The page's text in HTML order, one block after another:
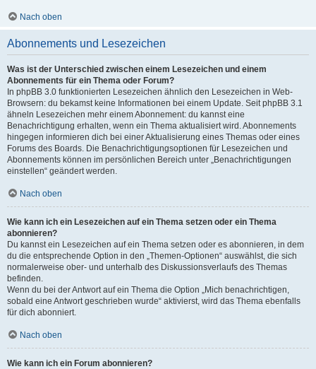
Nach oben
Abonnements und Lesezeichen
Was ist der Unterschied zwischen einem Lesezeichen und einem
Abonnements für ein Thema oder Forum?
In phpBB 3.0 funktionierten Lesezeichen ähnlich den Lesezeichen in Web-
Browsern: du bekamst keine Informationen bei einem Update. Seit phpBB 3.1
ähneln Lesezeichen mehr einem Abonnement: du kannst eine
Benachrichtigung erhalten, wenn ein Thema aktualisiert wird. Abonnements
hingegen informieren dich bei einer Aktualisierung eines Themas oder eines
Forums des Boards. Die Benachrichtigungsoptionen für Lesezeichen und
Abonnements können im persönlichen Bereich unter „Benachrichtigungen
einstellen“ geändert werden.
Nach oben
Wie kann ich ein Lesezeichen auf ein Thema setzen oder ein Thema
abonnieren?
Du kannst ein Lesezeichen auf ein Thema setzen oder es abonnieren, in dem
du die entsprechende Option in den „Themen-Optionen“ auswählst, die sich
normalerweise ober- und unterhalb des Diskussionsverlaufs des Themas
befinden.
Wenn du bei der Antwort auf ein Thema die Option „Mich benachrichtigen,
sobald eine Antwort geschrieben wurde“ aktivierst, wird das Thema ebenfalls
für dich abonniert.
Nach oben
Wie kann ich ein Forum abonnieren?